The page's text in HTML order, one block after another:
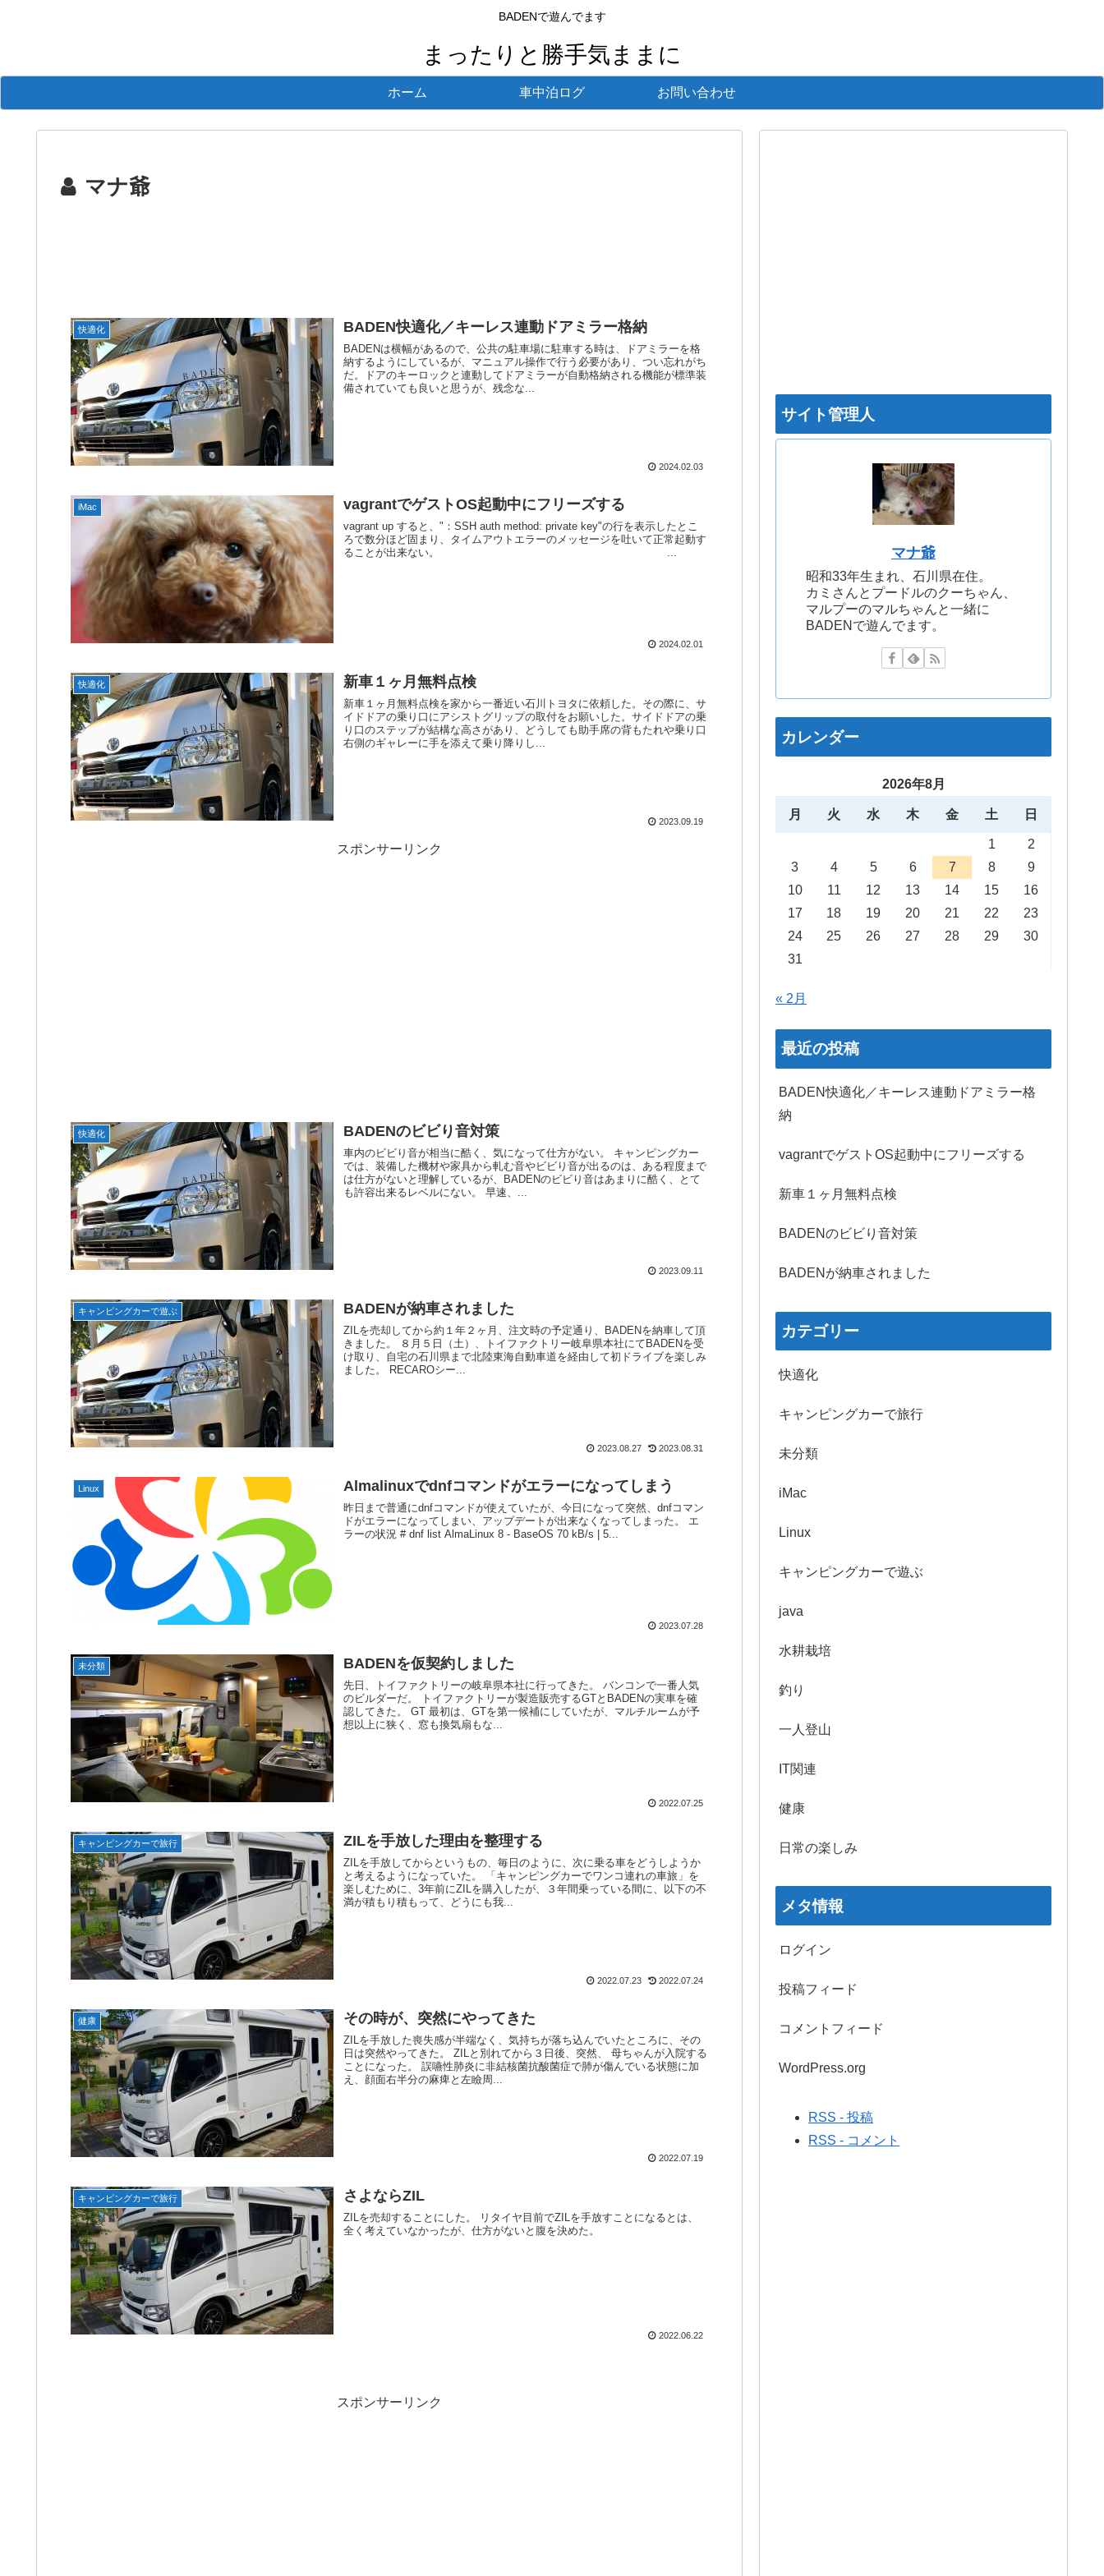
BADENで遊んでます
まったりと勝手気ままに
ホーム 車中泊ログ お問い合わせ
マナ爺
快適化 BADEN快適化／キーレス連動ドアミラー格納
BADENは横幅があるので、公共の駐車場に駐車する時は、ドアミラーを格
納するようにしているが、マニュアル操作で行う必要があり、つい忘れがち
だ。ドアのキーロックと連動してドアミラーが自動格納される機能が標準装
備されていても良いと思うが、残念な...
2024.02.03
iMac vagrantでゲストOS起動中にフリーズする
vagrant up すると、"：SSH auth method: private key"の行を表示したとこ
ろで数分ほど固まり、タイムアウトエラーのメッセージを吐いて正常起動す
ることが出来ない。 ...
2024.02.01
快適化 新車１ヶ月無料点検
新車１ヶ月無料点検を家から一番近い石川トヨタに依頼した。その際に、サ
イドドアの乗り口にアシストグリップの取付をお願いした。サイドドアの乗
り口のステップが結構な高さがあり、どうしても助手席の背もたれや乗り口
右側のギャレーに手を添えて乗り降りし...
2023.09.19
スポンサーリンク
快適化 BADENのビビり音対策
車内のビビり音が相当に酷く、気になって仕方がない。 キャンピングカー
では、装備した機材や家具から軋む音やビビり音が出るのは、ある程度まで
は仕方がないと理解しているが、BADENのビビり音はあまりに酷く、とて
も許容出来るレベルにない。 早速、...
2023.09.11
キャンピングカーで遊ぶ BADENが納車されました
ZILを売却してから約１年２ヶ月、注文時の予定通り、BADENを納車して頂
きました。 ８月５日（土）、トイファクトリー岐阜県本社にてBADENを受
け取り、自宅の石川県まで北陸東海自動車道を経由して初ドライブを楽しみ
ました。 RECAROシー...
2023.08.27 2023.08.31
Linux Almalinuxでdnfコマンドがエラーになってしまう
昨日まで普通にdnfコマンドが使えていたが、今日になって突然、dnfコマン
ドがエラーになってしまい、アップデートが出来なくなってしまった。 エ
ラーの状況 # dnf list AlmaLinux 8 - BaseOS 70 kB/s | 5...
2023.07.28
未分類 BADENを仮契約しました
先日、トイファクトリーの岐阜県本社に行ってきた。 バンコンで一番人気
のビルダーだ。 トイファクトリーが製造販売するGTとBADENの実車を確
認してきた。 GT 最初は、GTを第一候補にしていたが、マルチルームが予
想以上に狭く、窓も換気扇もな...
2022.07.25
キャンピングカーで旅行 ZILを手放した理由を整理する
ZILを手放してからというもの、毎日のように、次に乗る車をどうしようか
と考えるようになっていた。 「キャンピングカーでワンコ連れの車旅」を
楽しむために、3年前にZILを購入したが、３年間乗っている間に、以下の不
満が積もり積もって、どうにも我...
2022.07.23 2022.07.24
健康 その時が、突然にやってきた
ZILを手放した喪失感が半端なく、気持ちが落ち込んでいたところに、その
日は突然やってきた。 ZILと別れてから３日後、突然、 母ちゃんが入院する
ことになった。 誤嚥性肺炎に非結核菌抗酸菌症で肺が傷んでいる状態に加
え、顔面右半分の麻痺と左瞼周...
2022.07.19
キャンピングカーで旅行 さよならZIL
ZILを売却することにした。 リタイヤ目前でZILを手放すことになるとは、
全く考えていなかったが、仕方がないと腹を決めた。
2022.06.22
スポンサーリンク
サイト管理人
マナ爺
昭和33年生まれ、石川県在住。
カミさんとプードルのクーちゃん、
マルプーのマルちゃんと一緒に
BADENで遊んでます。
カレンダー
2026年8月
月 火 水 木 金 土 日
1
2
3
4 5 6 7 8
9
10
11 12 13 14 15
16
17
18 19 20 21 22
23
24
25 26 27 28 29
30
31
« 2月
最近の投稿
BADEN快適化／キーレス連動ドアミラー格
納
vagrantでゲストOS起動中にフリーズする
新車１ヶ月無料点検
BADENのビビり音対策
BADENが納車されました
カテゴリー
快適化
キャンピングカーで旅行
未分類
iMac
Linux
キャンピングカーで遊ぶ
java
水耕栽培
釣り
一人登山
IT関連
健康
日常の楽しみ
メタ情報
ログイン
投稿フィード
コメントフィード
WordPress.org
RSS - 投稿
RSS - コメント